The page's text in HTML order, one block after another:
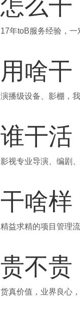
怎么干
17年toB服务经验，
用啥干
演播级设备、影棚，
谁干活
影视专业导演、编剧
干啥样
精益求精的项目管理
贵不贵
货真价值，业界良心